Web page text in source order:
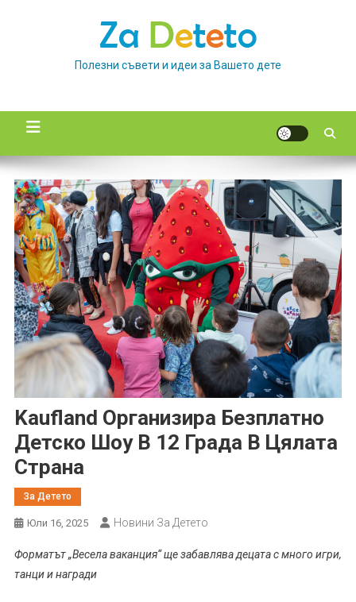
Полезни съвети и идеи за Вашето дете
Kaufland Организира Безплатно
Детско Шоу В 12 Града В Цялата
Страна
За Детето
Юли 16, 2025 Новини За Детето
Форматът „Весела ваканция“ ще забавлява децата с много игри,
танци и награди